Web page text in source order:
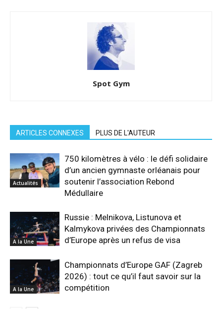
Spot Gym
ARTICLES CONNEXES PLUS DE L'AUTEUR
Actualités
750 kilomètres à vélo : le défi solidaire
d’un ancien gymnaste orléanais pour
soutenir l’association Rebond
Médullaire
A la Une
Russie : Melnikova, Listunova et
Kalmykova privées des Championnats
d’Europe après un refus de visa
A la Une
Championnats d’Europe GAF (Zagreb
2026) : tout ce qu’il faut savoir sur la
compétition